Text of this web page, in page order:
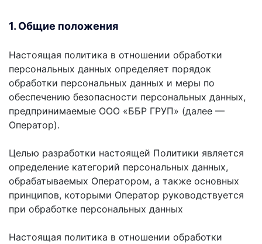
1. Общие положения
Настоящая политика в отношении обработки
персональных данных определяет порядок
обработки персональных данных и меры по
обеспечению безопасности персональных данных,
предпринимаемые ООО «ББР ГРУП» (далее —
Оператор).
Целью разработки настоящей Политики является
определение категорий персональных данных,
обрабатываемых Оператором, а также основных
принципов, которыми Оператор руководствуется
при обработке персональных данных
Настоящая политика в отношении обработки